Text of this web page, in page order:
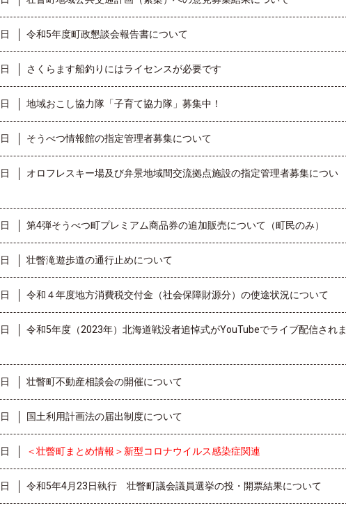
令和5年度町政懇談会報告書について
さくらます船釣りにはライセンスが必要です
地域おこし協力隊「子育て協力隊」募集中！
そうべつ情報館の指定管理者募集について
オロフレスキー場及び弁景地域間交流拠点施設の指定管理者募集につい
第4弾そうべつ町プレミアム商品券の追加販売について（町民のみ）
壮瞥滝遊歩道の通行止めについて
令和４年度地方消費税交付金（社会保障財源分）の使途状況について
令和5年度（2023年）北海道戦没者追悼式がYouTubeでライブ配信されま
壮瞥町不動産相談会の開催について
国土利用計画法の届出制度について
＜壮瞥町まとめ情報＞新型コロナウイルス感染症関連
令和5年4月23日執行 壮瞥町議会議員選挙の投・開票結果について